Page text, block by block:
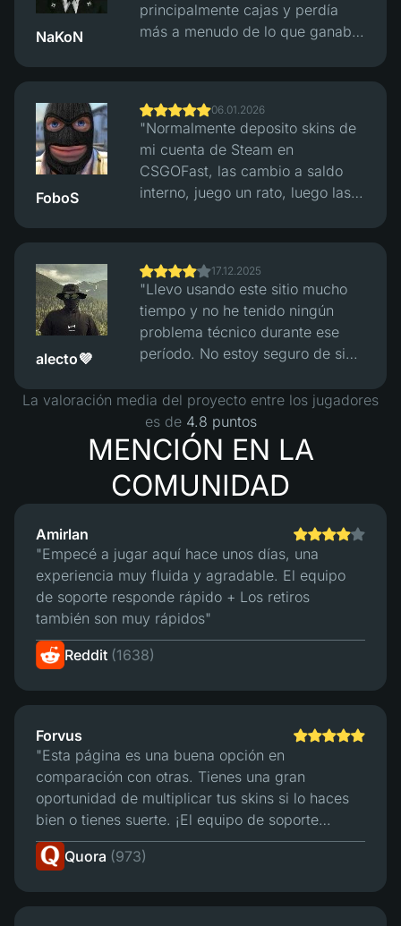
NaKoN
principalmente cajas y perdía
más a menudo de lo que ganaba.
través de su sistema de
verificación de hash. Después de
eso, las cosas se sintieron más
equilibradas, las victorias y
derrotas parecían justas. El sitio
en sí funciona bien, interfaz
limpia, sin problemas obvios,
pero aún hay que entender que
esto es juego de azar y no dinero
fácil"
FoboS
06.01.2026
"Normalmente deposito skins de
mi cuenta de Steam en
CSGOFast, las cambio a saldo
interno, juego un rato, luego las
justos y todo el proceso funciona
bien sin problemas."
alecto💜
17.12.2025
"Llevo usando este sitio mucho
tiempo y no he tenido ningún
problema técnico durante ese
período. No estoy seguro de si
pero teniendo en cuenta cómo
han subido los precios de los
skins durante los cinco años que
llevo en el juego, definitivamente
estoy en ganancias en general :)"
La valoración media del proyecto entre los jugadores
es de 4.8 puntos
MENCIÓN EN LA
COMUNIDAD
Amirlan
"Empecé a jugar aquí hace unos días, una
experiencia muy fluida y agradable. El equipo
de soporte responde rápido + Los retiros
también son muy rápidos"
Reddit (1638)
Forvus
"Esta página es una buena opción en
comparación con otras. Tienes una gran
oportunidad de multiplicar tus skins si lo haces
bien o tienes suerte. ¡El equipo de soporte
responde en minutos y tiene un buen sistema de
intercambio. Para mí, es la mejor página para
Quora (973)